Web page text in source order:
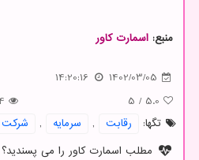
منبع: اسمارت كاور
1402/03/05
14:20:16
5.0
/
5
تگها:
رقابت , سرمایه , شركت
مطلب اسمارت کاور را می پسندید؟